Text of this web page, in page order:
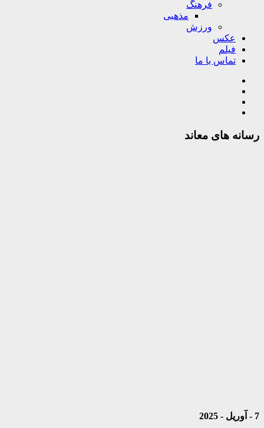
فرهنگ
مذهبی
ورزش
عکس
فیلم
تماس با ما
رسانه های معاند
7 - آوریل - 2025